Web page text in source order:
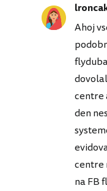
Ahoj
centre
den
centre
na FB